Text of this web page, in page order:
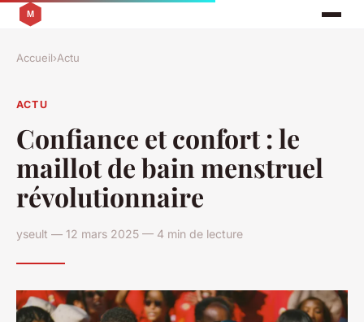
Accueil›Actu
ACTU
Confiance et confort : le
maillot de bain menstruel
révolutionnaire
yseult — 12 mars 2025 — 4 min de lecture